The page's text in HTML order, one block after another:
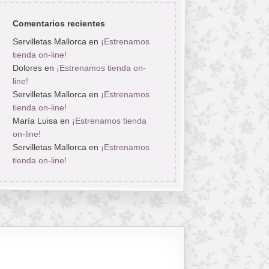
Comentarios recientes
Servilletas Mallorcaen ¡Estrenamos
tienda on-line!
Doloresen ¡Estrenamos tienda on-
line!
Servilletas Mallorcaen ¡Estrenamos
tienda on-line!
María Luisaen ¡Estrenamos tienda
on-line!
Servilletas Mallorcaen ¡Estrenamos
tienda on-line!